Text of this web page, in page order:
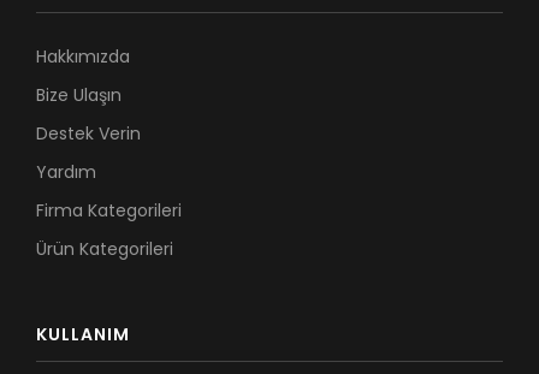
Hakkımızda
Bize Ulaşın
Destek Verin
Yardım
Firma Kategorileri
Ürün Kategorileri
KULLANIM